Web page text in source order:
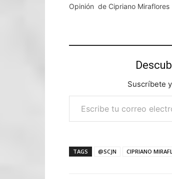
Opinión de Cipriano Miraflores
Suscríbete
Escribe tu correo electrónico…
TAGS @SCJN CIPRIANO